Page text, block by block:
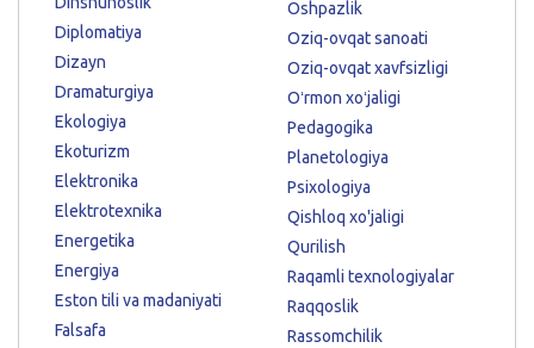
Diplomatiya
Dizayn
Dramaturgiya
Ekologiya
Ekoturizm
Elektronika
Elektrotexnika
Energetika
Energiya
Eston tili va madaniyati
Falsafa
Oshpazlik
Oziq-ovqat sanoati
Oziq-ovqat xavfsizligi
Oʻrmon xoʻjaligi
Pedagogika
Planetologiya
Psixologiya
Qishloq xo'jaligi
Qurilish
Raqamli texnologiyalar
Raqqoslik
Rassomchilik